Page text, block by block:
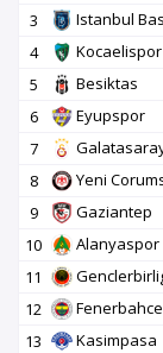
3
Istanbul
4
Kocaelispor
5
Besiktas
6
Eyupspor
7
8
Yeni
9
Gaziantep
10
Alanyaspor
11
12
Fenerbahce
13
Kasimpasa